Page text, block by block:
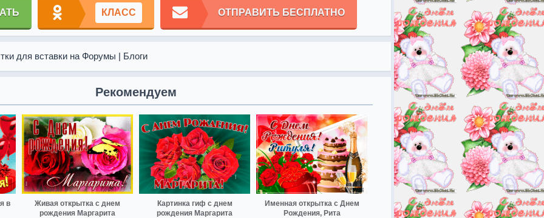
КЛАСС ОТПРАВИТЬ БЕСПЛАТНО
для вставки на Форумы | Блоги
Рекомендуем
в
Живая открытка с днем
рождения Маргарита
Картинка гиф с днем
рождения Маргарита
Именная открытка с Днем
Рождения, Рита